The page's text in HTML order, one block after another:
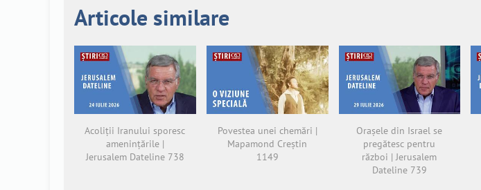
Articole similare
Acoliții Iranului sporesc
amenințările |
Jerusalem Dateline 738
Povestea unei chemări |
Mapamond Creștin
1149
Orașele din Israel se
pregătesc pentru
război | Jerusalem
Dateline 739